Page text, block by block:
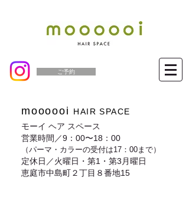
ご予約
moooooi
HAIR SPACE
モーイ ヘア スペース
営業時間／9：00〜18：00
（パーマ・カラーの受付は17：00まで）
定休日／火曜日・第1・第3月曜日
恵庭市中島町２丁目８番地15